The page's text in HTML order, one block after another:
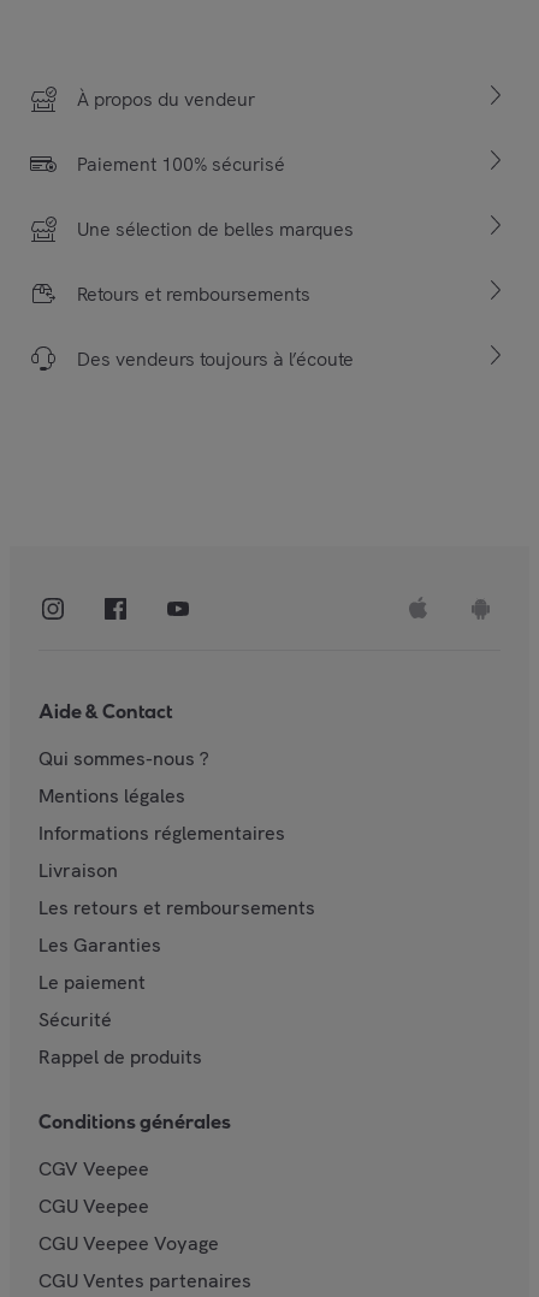
À propos du vendeur
Paiement 100% sécurisé
Une sélection de belles marques
Retours et remboursements
Des vendeurs toujours à l’écoute
Aide & Contact
Qui sommes-nous ?
Mentions légales
Informations réglementaires
Livraison
Les retours et remboursements
Les Garanties
Le paiement
Sécurité
Rappel de produits
Conditions générales
CGV Veepee
CGU Veepee
CGU Veepee Voyage
CGU Ventes partenaires